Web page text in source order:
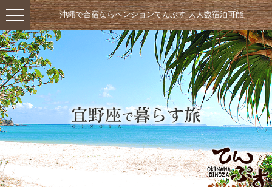
沖縄で合宿ならペンションてんぷす 大人数宿泊可能